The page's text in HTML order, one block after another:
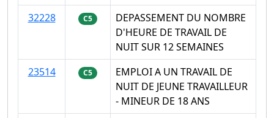
32228
C5
DEPASSEMENT DU NOMBRE
D'HEURE DE TRAVAIL DE
NUIT SUR 12 SEMAINES
23514
C5
EMPLOI A UN TRAVAIL DE
NUIT DE JEUNE TRAVAILLEUR
- MINEUR DE 18 ANS